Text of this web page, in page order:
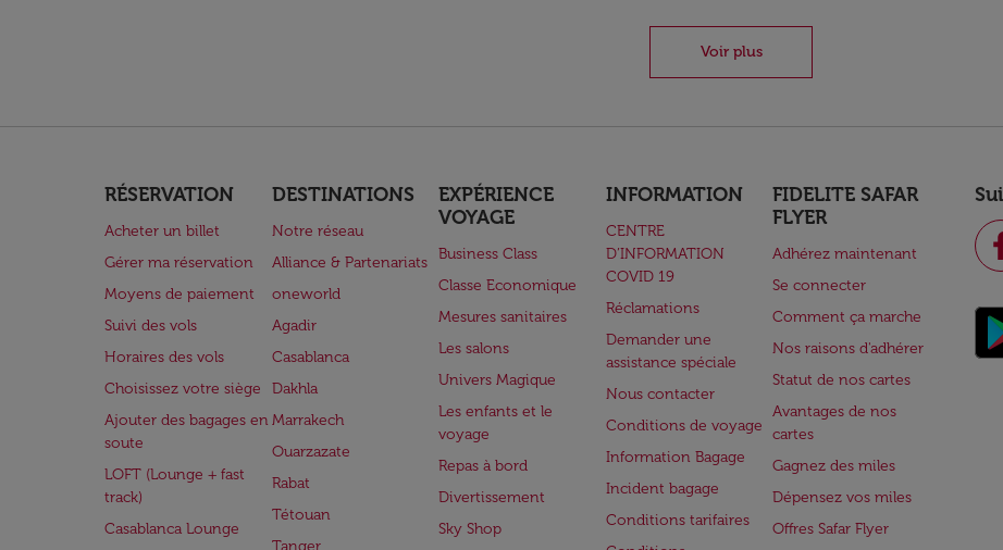
Voir plus
RÉSERVATION
Acheter un billet
Gérer ma réservation
Moyens de paiement
Suivi des vols
Horaires des vols
Choisissez votre siège
Ajouter des bagages en
soute
LOFT (Lounge + fast
track)
Casablanca Lounge
DESTINATIONS
Notre réseau
Alliance & Partenariats
oneworld
Agadir
Casablanca
Dakhla
Marrakech
Ouarzazate
Rabat
Tétouan
Tanger
EXPÉRIENCE
VOYAGE
Business Class
Classe Economique
Mesures sanitaires
Les salons
Univers Magique
Les enfants et le
voyage
Repas à bord
Divertissement
Sky Shop
INFORMATION
CENTRE
D’INFORMATION
COVID 19
Réclamations
Demander une
assistance spéciale
Nous contacter
Conditions de voyage
Information Bagage
Incident bagage
Conditions tarifaires
FIDELITE SAFAR
FLYER
Adhérez maintenant
Se connecter
Comment ça marche
Nos raisons d'adhérer
Statut de nos cartes
Avantages de nos
cartes
Gagnez des miles
Dépensez vos miles
Offres Safar Flyer